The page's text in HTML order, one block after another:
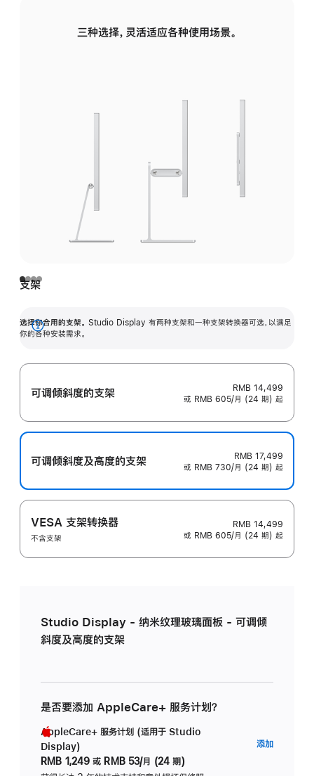
三种选择，灵活适应各种使用场景。
支架
选择你合用的支架。 Studio Display 有两种支架和一种支架转换器可选，以满足
你的各种安装需求。
展
可调倾斜度的支架
RMB 14,499
或 RMB 605/月 (24 期) 起
可调倾斜度及高‍度的支‍架
RMB 17,499
或 RMB 730/月 (24 期) 起
VESA 支架转换器
不含支架
RMB 14,499
或 RMB 605/月 (24 期) 起
Studio Display - 纳米纹理玻璃面板 - 可调倾
斜度及高度的支架
是否要添加 AppleCare+ 服务计划？
AppleCare+ 服务计划 (适用于 Studio
Display)
RMB 1,249 或 RMB 53/月 (24 期)
添加